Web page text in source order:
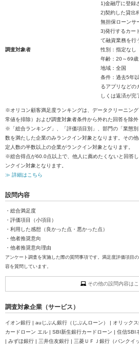
1)金融庁に登録
2)契約した貸出
無担保ローンサ
3)発行するカー
て融資業務を行
調査対象者
性別：指定なし
年齢：20～69歳
地域：全国
条件：過去5年
るアプリなどの
しくは返済が完
※オリコン顧客満足度ランキングは、データクリーニン
常値を排除）および調査対象者条件から外れた回答を除外
※「総合ランキング」、「評価項目別」、部門の「業態
数を満たした企業のみランクイン対象となります。その
定人数の半数以上の企業がランクイン対象となります。
※総合得点が60.0点以上で、他人に薦めたくないと回答
ンクイン対象となります。
≫ 詳細はこちら
設問内容
・総合満足度
・評価項目（小項目）
・利用した感想（良かった点・悪かった点）
・他者推奨意向
・他者推奨意向理由
アンケート調査を実施した際の質問事項です。満足度評価項目
容を質問しています。
その他の設問内容は
調査対象企業（サービス）
イオン銀行 | auじぶん銀行（じぶんローン） | オリック
カードローン エル | SBI新生銀行カードローン | 住信SBI
| みずほ銀行 | 三井住友銀行 | 三菱ＵＦＪ銀行（バンクイ